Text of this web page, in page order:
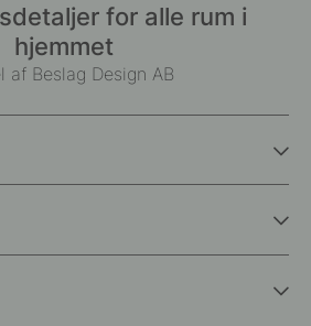
for alle rum i
hjemmet
af Beslag Design AB